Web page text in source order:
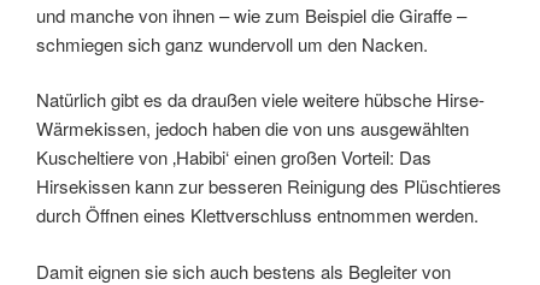
und manche von ihnen – wie zum Beispiel die Giraffe –
schmiegen sich ganz wundervoll um den Nacken.
Natürlich gibt es da draußen viele weitere hübsche Hirse-
Wärmekissen, jedoch haben die von uns ausgewählten
Kuscheltiere von ‚Habibi‘ einen großen Vorteil: Das
Hirsekissen kann zur besseren Reinigung des Plüschtieres
durch Öffnen eines Klettverschluss entnommen werden.
Damit eignen sie sich auch bestens als Begleiter von